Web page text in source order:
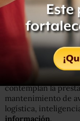
contemplan la
mantenimiento de
logística,
información.